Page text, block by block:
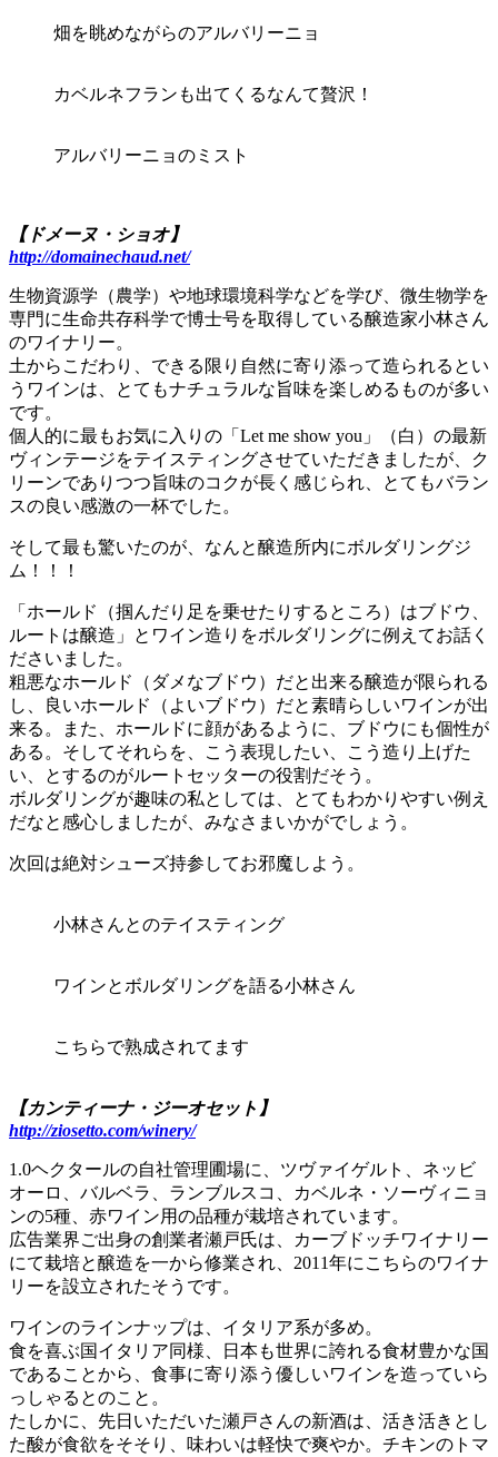
畑を眺めながらのアルバリーニョ
カベルネフランも出てくるなんて贅沢！
アルバリーニョのミスト
【ドメーヌ・ショオ】
http://domainechaud.net/
生物資源学（農学）や地球環境科学などを学び、微生物学を
専門に生命共存科学で博士号を取得している醸造家小林さん
のワイナリー。
土からこだわり、できる限り自然に寄り添って造られるとい
うワインは、とてもナチュラルな旨味を楽しめるものが多い
です。
個人的に最もお気に入りの「Let me show you」（白）の最新
ヴィンテージをテイスティングさせていただきましたが、ク
リーンでありつつ旨味のコクが長く感じられ、とてもバラン
スの良い感激の一杯でした。
そして最も驚いたのが、なんと醸造所内にボルダリングジ
ム！！！
「ホールド（掴んだり足を乗せたりするところ）はブドウ、
ルートは醸造」とワイン造りをボルダリングに例えてお話く
ださいました。
粗悪なホールド（ダメなブドウ）だと出来る醸造が限られる
し、良いホールド（よいブドウ）だと素晴らしいワインが出
来る。また、ホールドに顔があるように、ブドウにも個性が
ある。そしてそれらを、こう表現したい、こう造り上げた
い、とするのがルートセッターの役割だそう。
ボルダリングが趣味の私としては、とてもわかりやすい例え
だなと感心しましたが、みなさまいかがでしょう。
次回は絶対シューズ持参してお邪魔しよう。
小林さんとのテイスティング
ワインとボルダリングを語る小林さん
こちらで熟成されてます
【カンティーナ・ジーオセット】
http://ziosetto.com/winery/
1.0ヘクタールの自社管理圃場に、ツヴァイゲルト、ネッビ
オーロ、バルベラ、ランブルスコ、カベルネ・ソーヴィニョ
ンの5種、赤ワイン用の品種が栽培されています。
広告業界ご出身の創業者瀬戸氏は、カーブドッチワイナリー
にて栽培と醸造を一から修業され、2011年にこちらのワイナ
リーを設立されたそうです。
ワインのラインナップは、イタリア系が多め。
食を喜ぶ国イタリア同様、日本も世界に誇れる食材豊かな国
であることから、食事に寄り添う優しいワインを造っていら
っしゃるとのこと。
たしかに、先日いただいた瀬戸さんの新酒は、活き活きとし
た酸が食欲をそそり、味わいは軽快で爽やか。チキンのトマ